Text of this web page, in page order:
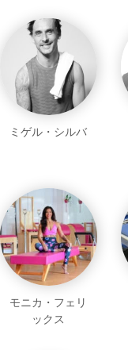
ミゲル・シルバ
モニカ・フェリ
ックス